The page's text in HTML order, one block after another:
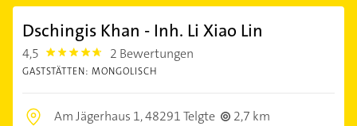
Dschingis Khan - Inh. Li Xiao Lin
4,5 4.5 2 Bewertungen
GASTSTÄTTEN: MONGOLISCH
Am Jägerhaus 1,48291 Telgte
2,7 km